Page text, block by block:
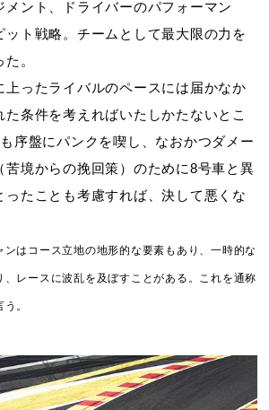
メント、ドライバーのパフォーマン
ット戦略。チームとして最大限の力を
。
ったライバルのペースには届かなか
た条件を考えればいたしかたないとこ
序盤にパンクを喫し、なおかつダメー
苦境からの挽回策）のために8号車と異
ったことも考慮すれば、決して悪くな
はコース立地の地形的な要素もあり、一時的な
、レースに波乱を及ぼすことがある。これを通称
。